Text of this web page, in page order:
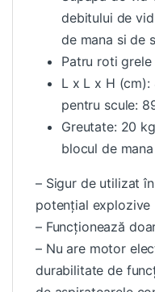
debitului de
de mana si de
Patru roti grele
L x L x H
pentru scule:
Greutate: 20
blocul de
– Sigur de utilizat
potențial explozive
– Funcționează
– Nu are motor
durabilitate de